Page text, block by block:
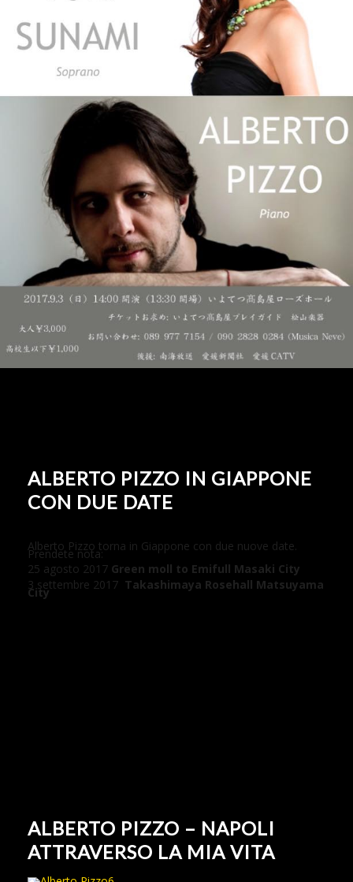
ALBERTO PIZZO IN GIAPPONE
CON DUE DATE
Alberto Pizzo torna in Giappone con due nuove date.
Prendete nota:
25 agosto 2017 Green moll to Emifull Masaki City
3 settembre 2017 Takashimaya Rosehall Matsuyama
City
ALBERTO PIZZO – NAPOLI
ATTRAVERSO LA MIA VITA